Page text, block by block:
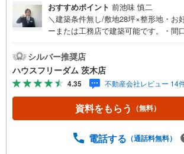
おすすめポイント 前池味 慎二
＼建築条件無し/敷地28坪×整形地・お
ーまたは工務店で建築可能です。・間
≪*≫*≪*≫*≪*≫*≪*≫*≪*≫*≪*≫*≪現
物件詳細はお気軽にお問合せください
木店は店舗駐車場完備、キッズスペー
ン・空気清浄機設置）がございます・
常時1,000件以上公開中ご希望条件を
ら、閲覧用PCより非公開物件もご覧
でも安心住宅購入のご検討中から購入
シルバー推奨店
ハウスフリーダム 茨木店
4.35 不動産会社レビュー 14
資料をもらう （無料）
電話する （通話料無料）